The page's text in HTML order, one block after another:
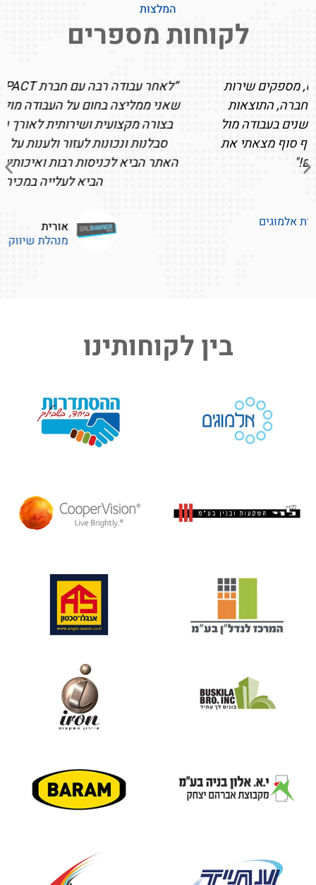
המלצות
לקוחות מספרים
“לאחר עבודה רבה עם חברת IMPACT אני יכולה לומר
שאני ממליצה בחום על העבודה מולם. העבודה נעשתה
בצורה מקצועית ושירותית לאורך כל הדרך עם הרבה
סבלנות ונכונות לעזור ולענות על כל שאלה. קידום
האתר הביא לכניסות רבות ואיכותיות לאתר וללא ספק
הביא לעלייה במכירות.”
מנהלת שיווק ופרסום
בין לקוחותינו